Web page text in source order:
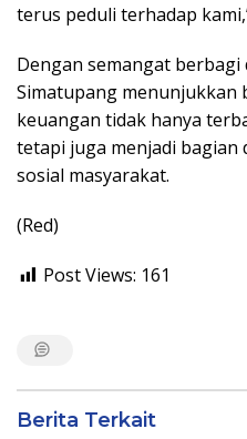
terus peduli terhadap
Dengan semangat berbagi
Simatupang menunjukkan
keuangan tidak hanya
tetapi juga menjadi bagian
sosial masyarakat.
(Red)
Post Views: 161
Berita Terkait